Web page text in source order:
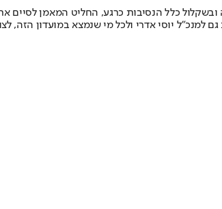
כלל הנסיבות כרגע, החליט המאמן לסיים
למנכ"ל יוסי אדרי ולכל מי שנמצא במועדון הזה,